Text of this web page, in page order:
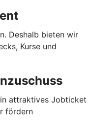
Deshalb bieten wir
Kurse und
attraktives Jobticket
fördern